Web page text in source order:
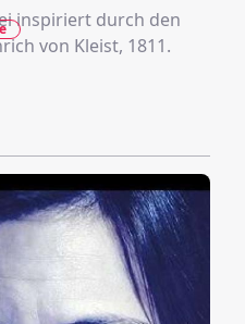
inspiriert durch den
von Kleist, 1811.